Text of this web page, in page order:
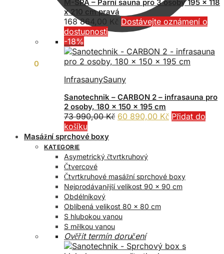
0
M-SPA – Parní sauna pro 3 osoby 195 x 118
x 210 cm pravá
168 864,00 Kč Dostávejte oznámení o
dostupnosti
-18%
InfrasaunySauny
Sanotechnik – CARBON 2 – infrasauna pro
2 osoby, 180 x 150 x 195 cm
73 990,00Kč Původní
990,00 Kč.
60 890,00 KčAktuální
Přidat do
košíku
Masážní sprchové boxy
KATEGORIE
Asymetrický čtvrtkruhový
Čtvercové
Čtvrtkruhové masážní sprchové boxy
Nejprodávanější velikost 90 x 90 cm
Obdélníkový
Oblíbená velikost 80 x 80 cm
S hlubokou vanou
S mělkou vanou
Ověřit termín doručení